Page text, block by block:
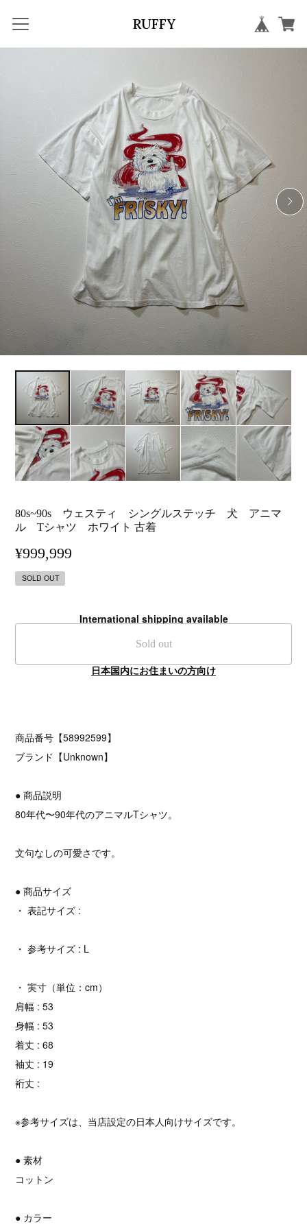
RUFFY
80s~90s ウェスティ シングルステッチ 犬 アニマ
ル Tシャツ ホワイト 古着
¥999,999
SOLD OUT
International shipping available
Sold out
日本国内にお住まいの方向け
商品番号【58992599】
ブランド【Unknown】
● 商品説明
80年代〜90年代のアニマルTシャツ。
文句なしの可愛さです。
● 商品サイズ
・ 表記サイズ :
・ 参考サイズ : L
・ 実寸（単位：cm）
肩幅 : 53
身幅 : 53
着丈 : 68
袖丈 : 19
裄丈 :
※参考サイズは、当店設定の日本人向けサイズです。
● 素材
コットン
● カラー